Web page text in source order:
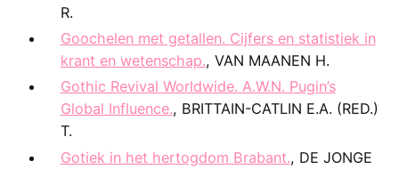
R.
Goochelen met getallen. Cijfers en statistiek in
krant en wetenschap., VAN MAANEN H.
Gothic Revival Worldwide. A.W.N. Pugin’s
Global Influence., BRITTAIN-CATLIN E.A. (RED.)
T.
Gotiek in het hertogdom Brabant., DE JONGE